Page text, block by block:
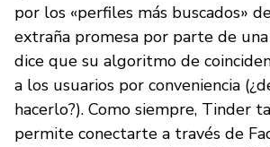
por los «perfiles más buscados»
extraña promesa por parte de
dice que su algoritmo de
a los usuarios por conveniencia
hacerlo?). Como siempre, Tinder
permite conectarte a través de